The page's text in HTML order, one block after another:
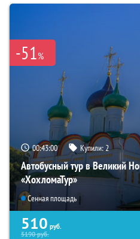
-51%
00:42:59 Купили:2
Автобусный тур в Великий
«ХохломаТур»
Сенная площадь
510 руб.
5190руб.